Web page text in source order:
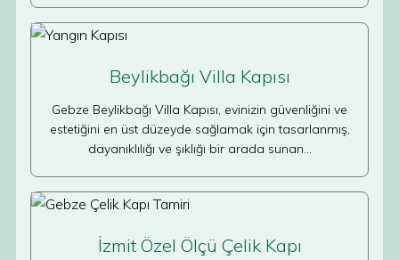
Beylikbağı Villa Kapısı
Gebze Beylikbağı Villa Kapısı, evinizin güvenliğini ve
estetiğini en üst düzeyde sağlamak için tasarlanmış,
dayanıklılığı ve şıklığı bir arada sunan…
İzmit Özel Ölçü Çelik Kapı